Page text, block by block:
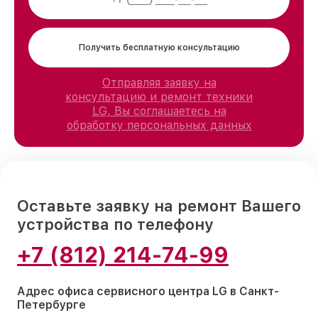
Получить бесплатную консультацию
Отправляя заявку на
консультацию и ремонт техники
LG, Вы соглашаетесь на
обработку персональных данных
Оставьте заявку на ремонт Вашего
устройства по телефону
+7 (812) 214-74-99
Адрес офиса сервисного центра LG в Санкт-
Петербурге